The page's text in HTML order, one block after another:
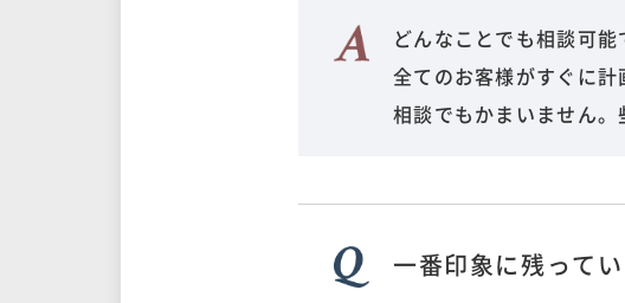
どんなことでも相談可能
全てのお客様がすぐに
相談でもかまいません。
一番印象に残って